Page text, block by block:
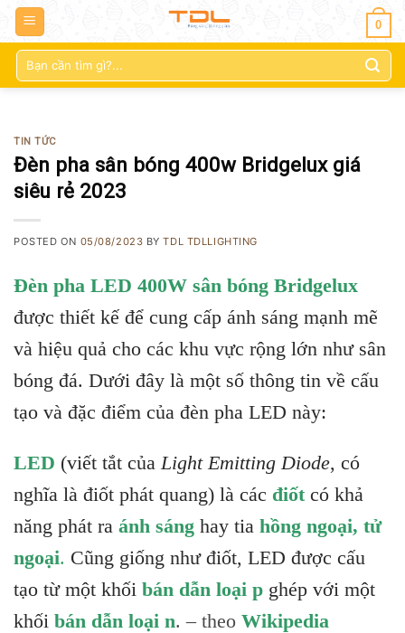
0
Tìm
kiếm:
TIN TỨC
Đèn pha sân bóng 400w Bridgelux giá
siêu rẻ 2023
POSTED ON 05/08/2023 BYTDL TDLLIGHTING
Đèn pha LED 400W sân bóng Bridgelux
được thiết kế để cung cấp ánh sáng mạnh mẽ
và hiệu quả cho các khu vực rộng lớn như sân
bóng đá. Dưới đây là một số thông tin về cấu
tạo và đặc điểm của đèn pha LED này:
LED (viết tắt của Light Emitting Diode, có
nghĩa là điốt phát quang) là các điốt có khả
năng phát ra ánh sáng hay tia hồng ngoại, tử
ngoại. Cũng giống như điốt, LED được cấu
tạo từ một khối bán dẫn loại p ghép với một
khối bán dẫn loại n. – theo Wikipedia